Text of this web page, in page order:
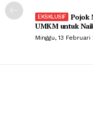
Pojok
UMKM untuk
Minggu, 13 Februari